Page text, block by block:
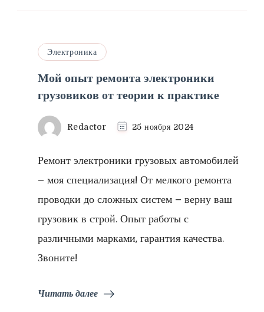
Электроника
Мой опыт ремонта электроники
грузовиков от теории к практике
Redactor 25 ноября 2024
Ремонт электроники грузовых автомобилей
– моя специализация! От мелкого ремонта
проводки до сложных систем – верну ваш
грузовик в строй. Опыт работы с
различными марками, гарантия качества.
Звоните!
Читать далее